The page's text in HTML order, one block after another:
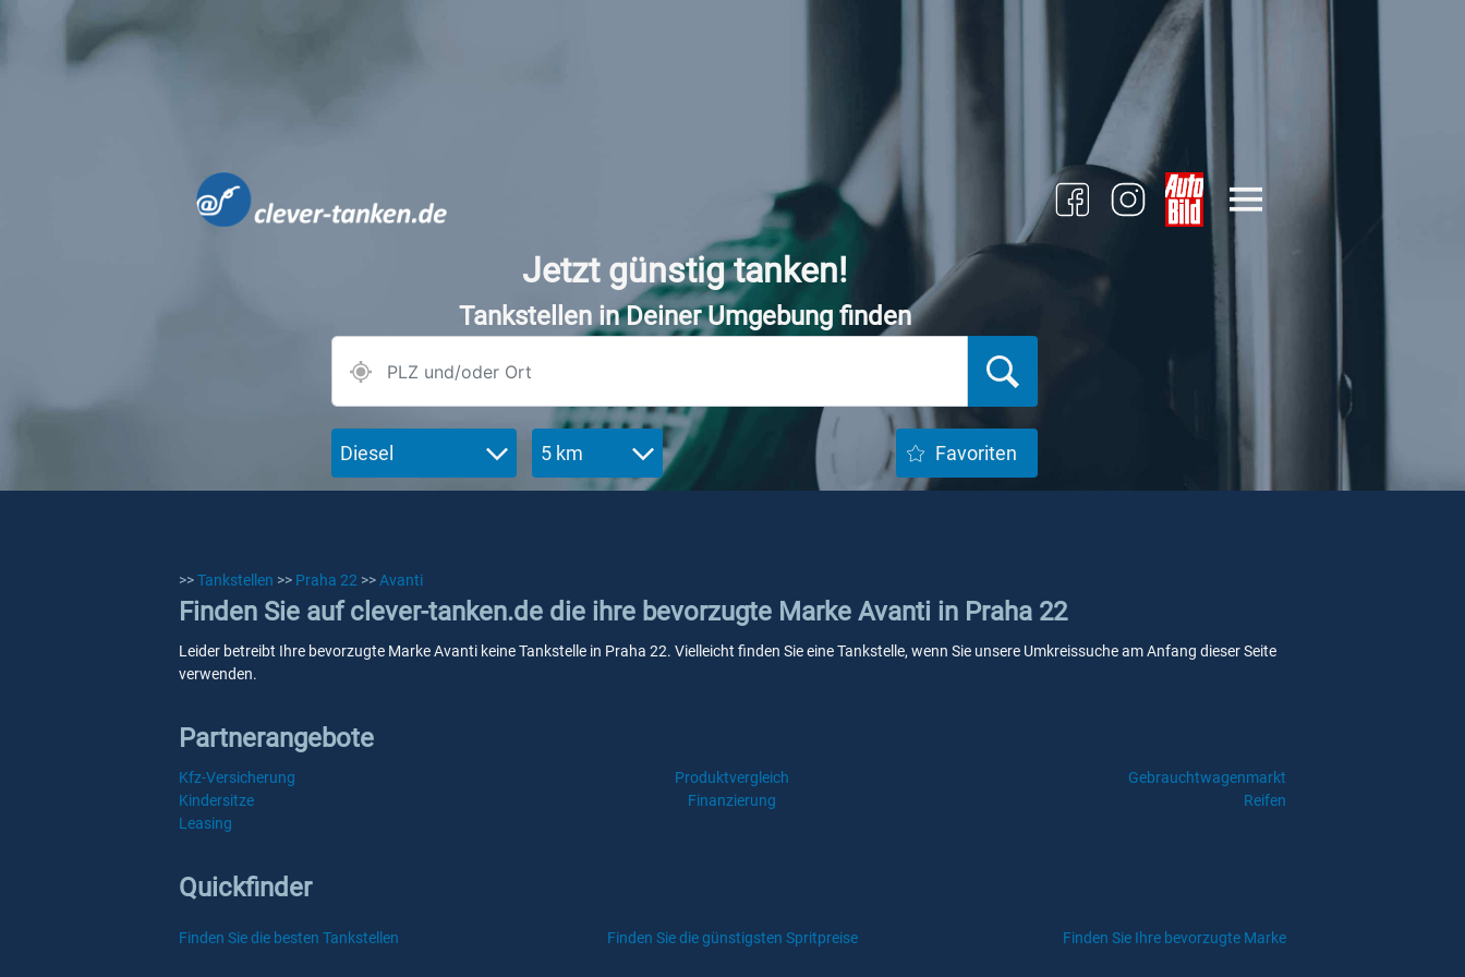
Jetzt günstig tanken!
Tankstellen in Deiner Umgebung finden
Diesel 5 km Favoriten
>>Tankstellen >> Praha 22 >>Avanti
Finden Sie auf clever-tanken.de die ihre bevorzugte Marke Avanti in Praha 22
Leider betreibt Ihre bevorzugte Marke Avanti keine Tankstelle in Praha 22. Vielleicht finden Sie eine Tankstelle, wenn Sie unsere Umkreissuche am Anfang dieser Seite
verwenden.
Partnerangebote
Kfz-Versicherung Produktvergleich
Gebrauchtwagenmarkt
Kindersitze
Finanzierung
Reifen
Leasing
Quickfinder
Finden Sie die besten Tankstellen Finden Sie die günstigsten Spritpreise Finden Sie Ihre bevorzugte Marke